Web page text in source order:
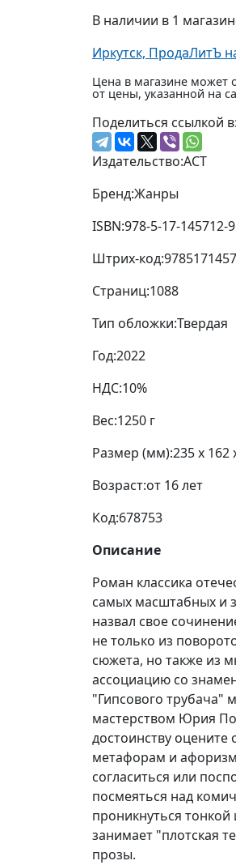
В наличии в 1
Иркутск, ПродаЛитЪ
Цена в магазине может
от цены, указанной на
Поделиться ссылкой в:
Издательство:АСТ
Бренд:Жанры
ISBN:978-5-17-145712-9
Штрих-код:
Страниц:1088
Тип обложки:Твердая
Год:2022
НДС:10%
Вес:1250 г
Размер (мм):235 x 162
Возраст:от 16 лет
Код:678753
Описание
Роман классика
самых масштабных и
назвал свое
не только из
сюжета, но также из
ассоциацию со
"Гипсового трубача"
мастерством Юрия
достоинству
метафорам и
согласиться или
посмеяться над
проникнуться
занимает "плотская
прозы.